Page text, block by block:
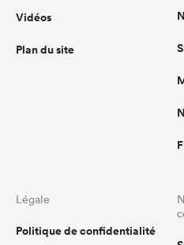
Vidéos
Plan du site
Légale
Politique de confidentialité